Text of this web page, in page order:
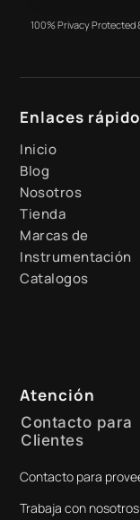
100% Privacy Protected
Enlaces
Inicio
Blog
Nosotros
Tienda
Marcas de
Instrumentación
Catalogos
Atención
Contacto para
Clientes
+51 941 525 454
digital@zamtsu.com
Contacto para
Trabaja con nosotros